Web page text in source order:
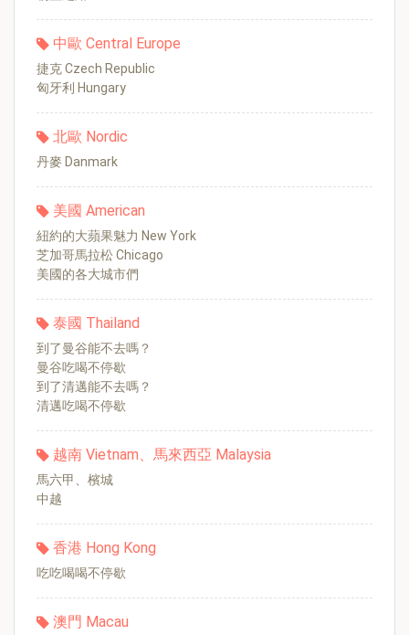
中歐 Central Europe
捷克 Czech Republic
匈牙利 Hungary
北歐 Nordic
丹麥 Danmark
美國 American
紐約的大蘋果魅力 New York
芝加哥馬拉松 Chicago
美國的各大城市們
泰國 Thailand
到了曼谷能不去嗎？
曼谷吃喝不停歇
到了清邁能不去嗎？
清邁吃喝不停歇
越南 Vietnam、馬來西亞 Malaysia
馬六甲、檳城
中越
香港 Hong Kong
吃吃喝喝不停歇
澳門 Macau